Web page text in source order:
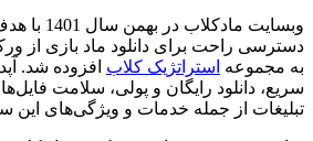
وبسایت
دسترسی راحت برای دانلود ماد بازی از
به مجموعه استراتژیک کلاب افزوده شد.
سریع، دانلود رایگان و پولی، سلامت
تبلیغات از جمله خدمات و ویژگی‌های